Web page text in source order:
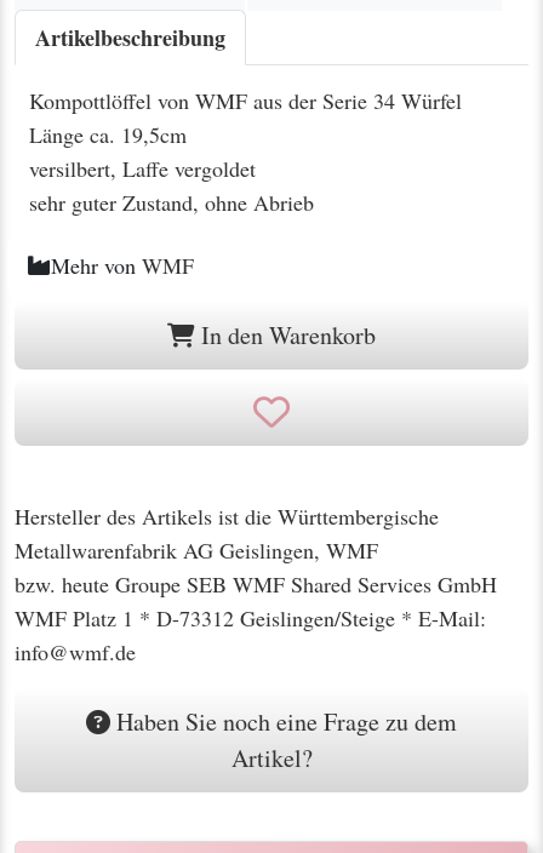
Artikelbeschreibung
Kompottlöffel von WMF aus der Serie 34 Würfel
Länge ca. 19,5cm
versilbert, Laffe vergoldet
sehr guter Zustand, ohne Abrieb
Mehr von WMF
In den Warenkorb
Hersteller des Artikels ist die Württembergische
Metallwarenfabrik AG Geislingen, WMF
bzw. heute Groupe SEB WMF Shared Services GmbH
WMF Platz 1 * D-73312 Geislingen/Steige * E-Mail:
info@wmf.de
Haben Sie noch eine Frage zu dem
Artikel?